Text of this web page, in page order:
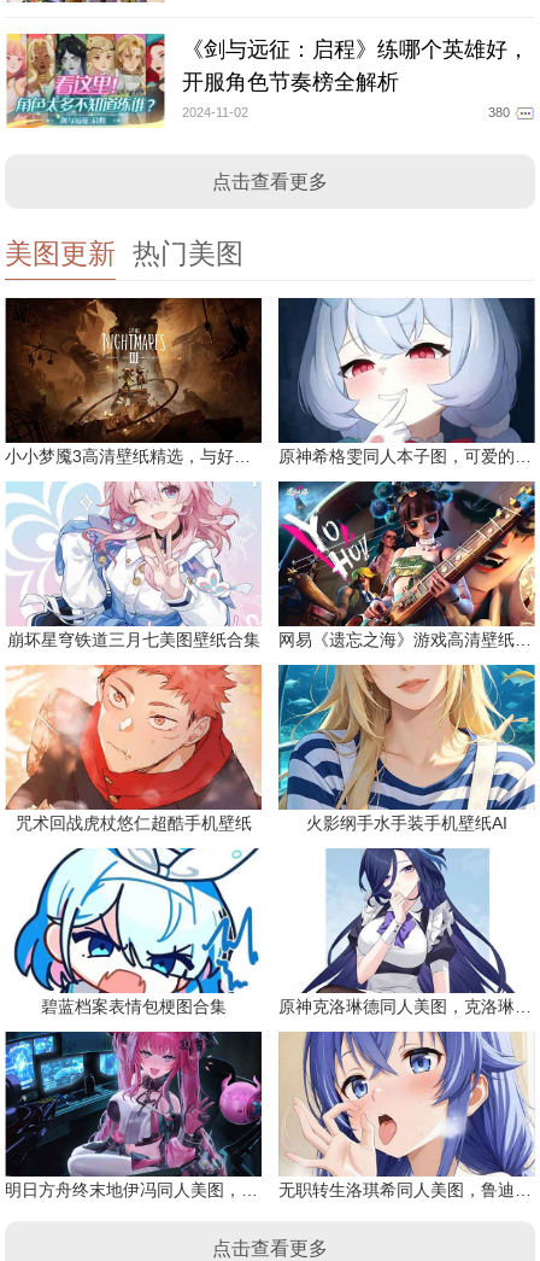
《剑与远征：启程》练哪个英雄好，
开服角色节奏榜全解析
2024-11-02 380
点击查看更多
美图更新 热门美图
小小梦魇3高清壁纸精选，与好友一同面对恐惧 原神希格雯同人本子图，可爱的双马尾
崩坏星穹铁道三月七美图壁纸合集 网易《遗忘之海》游戏高清壁纸精选
咒术回战虎杖悠仁超酷手机壁纸 火影纲手水手装手机壁纸AI
碧蓝档案表情包梗图合集 原神克洛琳德同人美图，克洛琳德战败会怎样
明日方舟终末地伊冯同人美图，粉毛恶魔伊冯 无职转生洛琪希同人美图，鲁迪的二老婆
点击查看更多